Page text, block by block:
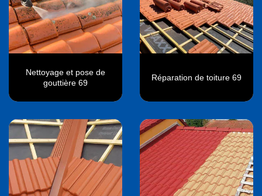
Nettoyage et pose de
gouttière 69
Réparation de toiture 69